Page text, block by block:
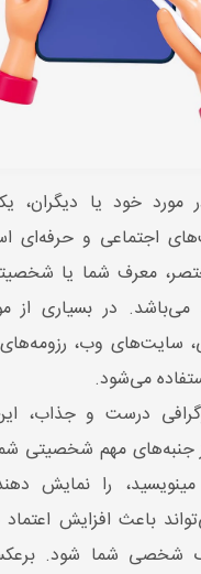
مورد خود یا دیگران،
اجتماعی و حرفه‌ای
معرف شما یا
در بسیاری از
سایت‌های وب،
می‌شود.
درست و جذاب،
جنبه‌های مهم شخصیتی
را نمایش
باعث افزایش
شخصی شما شود.